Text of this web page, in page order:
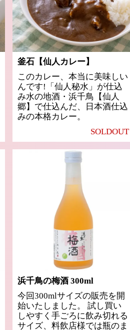
釜石【仙人カレー】
このカレー、本当に美味しい
んです!「仙人秘水」が仕込
み水の地酒・浜千鳥【仙人
郷】で仕込んだ、日本酒仕込
みの本格カレー。
SOLDOUT
浜千鳥の梅酒 300ml
今回300mlサイズの販売を開
始いたしました。 試し買い
しやすく手ごろに飲み切れる
サイズ、料飲店様では瓶のま